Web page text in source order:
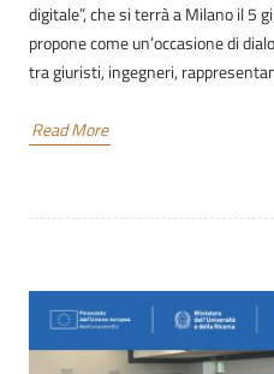
digitale”, che si terrà a Milano il 5
propone come un’occasione di
tra giuristi, ingegneri,
Read More